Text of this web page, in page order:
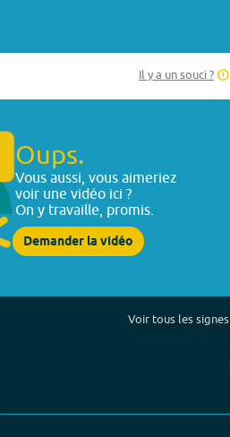
Il y a un souci ?
Oups.
Vous aussi, vous aimeriez
voir une vidéo ici ?
On y travaille, promis.
Demander la vidéo
Voir tous les signes